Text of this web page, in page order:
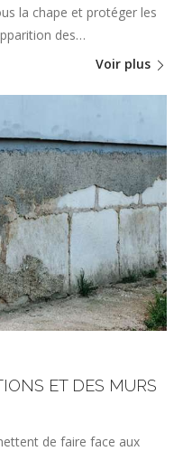
la chape et protéger les
des…
Voir plus
ET DES MURS
de faire face aux